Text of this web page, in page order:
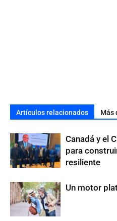
Artículos relacionados Más
Canadá y el
para
resiliente
Un motor